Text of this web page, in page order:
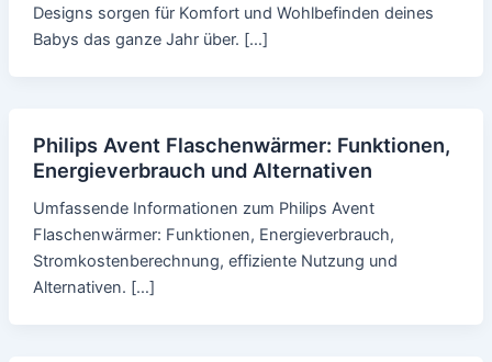
Designs sorgen für Komfort und Wohlbefinden deines
Babys das ganze Jahr über. […]
Philips Avent Flaschenwärmer: Funktionen,
Energieverbrauch und Alternativen
Umfassende Informationen zum Philips Avent
Flaschenwärmer: Funktionen, Energieverbrauch,
Stromkostenberechnung, effiziente Nutzung und
Alternativen. […]